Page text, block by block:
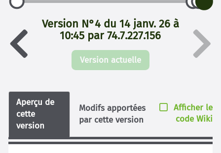
Version N°4 du 14 janv. 26 à
10:45 par 74.7.227.156
Version actuelle
Aperçu de
cette
version
Modifs apportées
par cette version
Afficher le
code Wiki